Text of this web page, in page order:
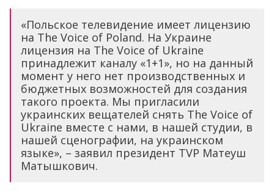
«Польское телевидение имеет лицензию
на The Voice of Poland. На Украине
лицензия на The Voice of Ukraine
принадлежит каналу «1+1», но на данный
момент у него нет производственных и
бюджетных возможностей для создания
такого проекта. Мы пригласили
украинских вещателей снять The Voice of
Ukraine вместе с нами, в нашей студии, в
нашей сценографии, на украинском
языке», – заявил президент TVP Матеуш
Матышкович.